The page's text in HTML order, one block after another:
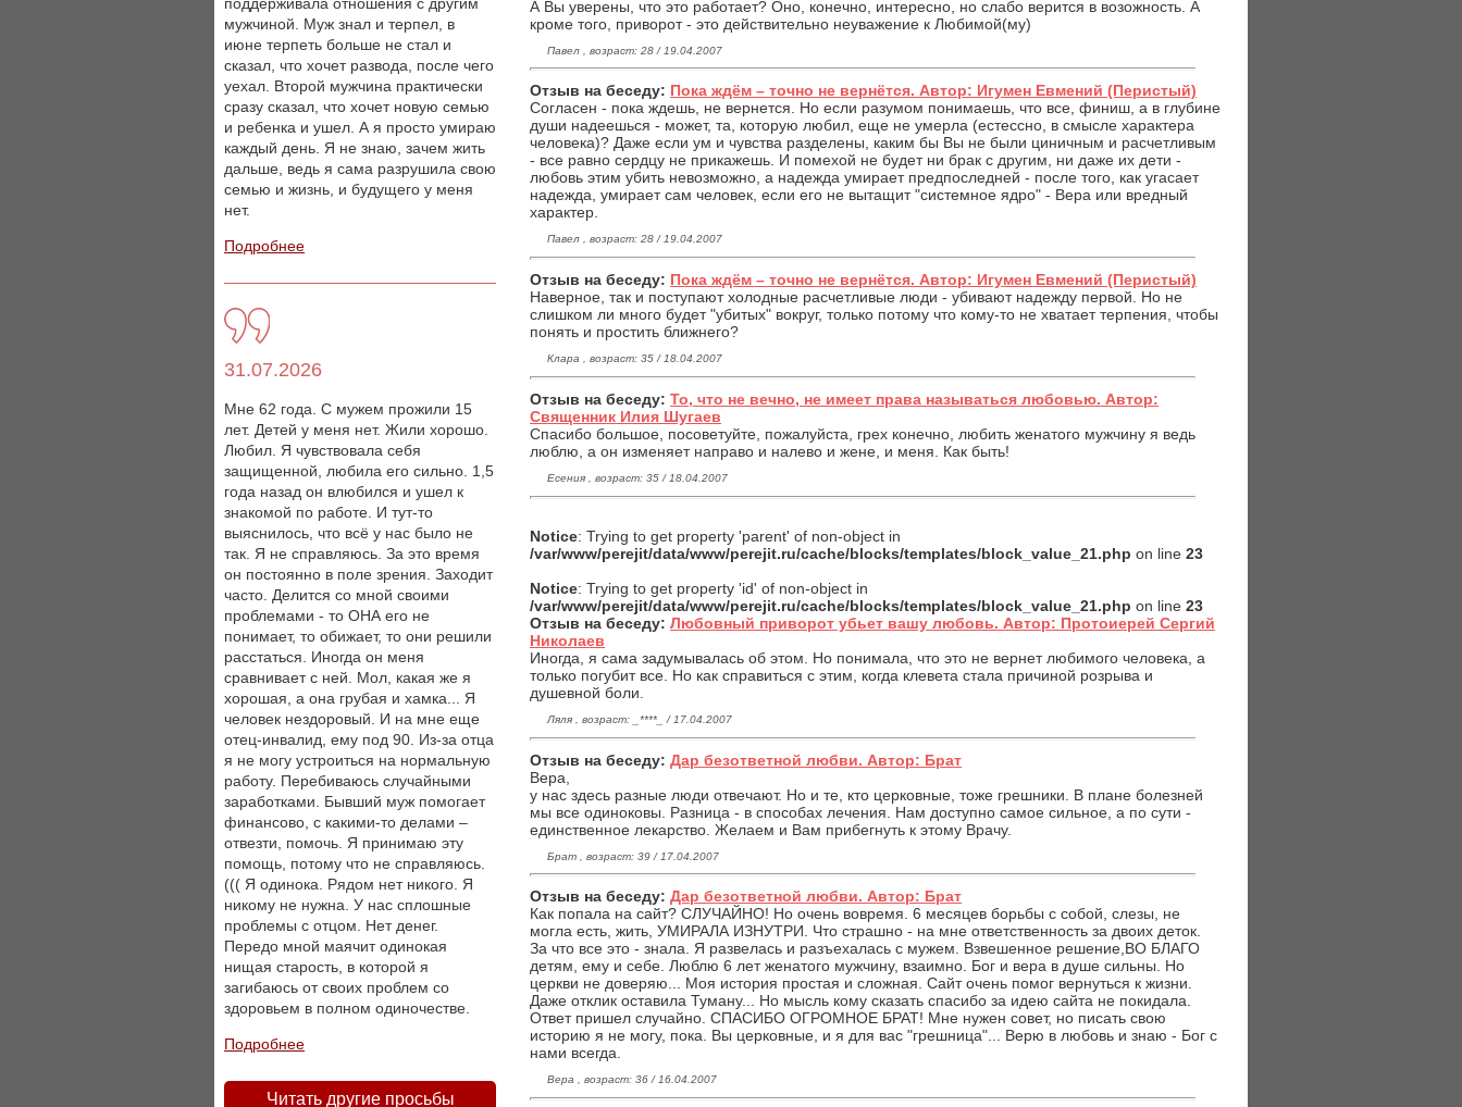
А Вы уверены, что это работает? Оно, конечно, интересно, но слабо верится в возожность. А
кроме того, приворот - это действительно неуважение к Любимой(му)
Павел , возраст: 28 / 19.04.2007
Отзыв на беседу: Пока ждём – точно не вернётся. Автор: Игумен Евмений (Перистый)
Согласен - пока ждешь, не вернется. Но если разумом понимаешь, что все, финиш, а в глубине
души надеешься - может, та, которую любил, еще не умерла (естессно, в смысле характера
человека)? Даже если ум и чувства разделены, каким бы Вы не были циничным и расчетливым
- все равно сердцу не прикажешь. И помехой не будет ни брак с другим, ни даже их дети -
любовь этим убить невозможно, а надежда умирает предпоследней - после того, как угасает
надежда, умирает сам человек, если его не вытащит "системное ядро" - Вера или вредный
характер.
Павел , возраст: 28 / 19.04.2007
Отзыв на беседу: Пока ждём – точно не вернётся. Автор: Игумен Евмений (Перистый)
Наверное, так и поступают холодные расчетливые люди - убивают надежду первой. Но не
слишком ли много будет "убитых" вокруг, только потому что кому-то не хватает терпения, чтобы
понять и простить ближнего?
Клара , возраст: 35 / 18.04.2007
Отзыв на беседу: То, что не вечно, не имеет права называться любовью. Автор:
Священник Илия Шугаев
Спасибо большое, посоветуйте, пожалуйста, грех конечно, любить женатого мужчину я ведь
люблю, а он изменяет направо и налево и жене, и меня. Как быть!
Есения , возраст: 35 / 18.04.2007
Notice: Trying to get property 'parent' of non-object in
/var/www/perejit/data/www/perejit.ru/cache/blocks/templates/block_value_21.php on line 23
Notice: Trying to get property 'id' of non-object in
/var/www/perejit/data/www/perejit.ru/cache/blocks/templates/block_value_21.php on line 23
Отзыв на беседу: Любовный приворот убьет вашу любовь. Автор: Протоиерей Сергий
Николаев
Иногда, я сама задумывалась об этом. Но понимала, что это не вернет любимого человека, а
только погубит все. Но как справиться с этим, когда клевета стала причиной розрыва и
душевной боли.
Ляля , возраст: _****_ / 17.04.2007
Отзыв на беседу: Дар безответной любви. Автор: Брат
Вера,
у нас здесь разные люди отвечают. Но и те, кто церковные, тоже грешники. В плане болезней
мы все одиноковы. Разница - в способах лечения. Нам доступно самое сильное, а по сути -
единственное лекарство. Желаем и Вам прибегнуть к этому Врачу.
Брат , возраст: 39 / 17.04.2007
Отзыв на беседу: Дар безответной любви. Автор: Брат
Как попала на сайт? СЛУЧАЙНО! Но очень вовремя. 6 месяцев борьбы с собой, слезы, не
могла есть, жить, УМИРАЛА ИЗНУТРИ. Что страшно - на мне ответственность за двоих деток.
За что все это - знала. Я развелась и разъехалась с мужем. Взвешенное решение,ВО БЛАГО
детям, ему и себе. Люблю 6 лет женатого мужчину, взаимно. Бог и вера в душе сильны. Но
церкви не доверяю... Моя история простая и сложная. Сайт очень помог вернуться к жизни.
Даже отклик оставила Туману... Но мысль кому сказать спасибо за идею сайта не покидала.
Ответ пришел случайно. СПАСИБО ОГРОМНОЕ БРАТ! Мне нужен совет, но писать свою
историю я не могу, пока. Вы церковные, и я для вас "грешница"... Верю в любовь и знаю - Бог с
нами всегда.
Вера , возраст: 36 / 16.04.2007
мужчиной. Муж знал и терпел, в
июне терпеть больше не стал и
сказал, что хочет развода, после чего
уехал. Второй мужчина практически
сразу сказал, что хочет новую семью
и ребенка и ушел. А я просто умираю
каждый день. Я не знаю, зачем жить
дальше, ведь я сама разрушила свою
семью и жизнь, и будущего у меня
нет.
Подробнее
31.07.2026
Мне 62 года. С мужем прожили 15
лет. Детей у меня нет. Жили хорошо.
Любил. Я чувствовала себя
защищенной, любила его сильно. 1,5
года назад он влюбился и ушел к
знакомой по работе. И тут-то
выяснилось, что всё у нас было не
так. Я не справляюсь. За это время
он постоянно в поле зрения. Заходит
часто. Делится со мной своими
проблемами - то ОНА его не
понимает, то обижает, то они решили
расстаться. Иногда он меня
сравнивает с ней. Мол, какая же я
хорошая, а она грубая и хамка... Я
человек нездоровый. И на мне еще
отец-инвалид, ему под 90. Из-за отца
я не могу устроиться на нормальную
работу. Перебиваюсь случайными
заработками. Бывший муж помогает
финансово, с какими-то делами –
отвезти, помочь. Я принимаю эту
помощь, потому что не справляюсь.
((( Я одинока. Рядом нет никого. Я
никому не нужна. У нас сплошные
проблемы с отцом. Нет денег.
Передо мной маячит одинокая
нищая старость, в которой я
загибаюсь от своих проблем со
здоровьем в полном одиночестве.
Подробнее
Читать другие просьбы